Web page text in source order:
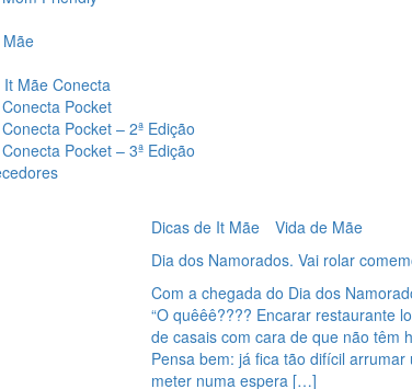
It Mãe Conecta
Pocket
Pocket – 2ª Edição
Pocket – 3ª Edição
Dicas de It Mãe
Vida de Mãe
Dia dos Namorados. Vai rolar
Com a chegada do Dia dos
“O quêêê???? Encarar restaurante
de casais com cara de que não têm
Pensa bem: já fica tão difícil
meter numa espera […]